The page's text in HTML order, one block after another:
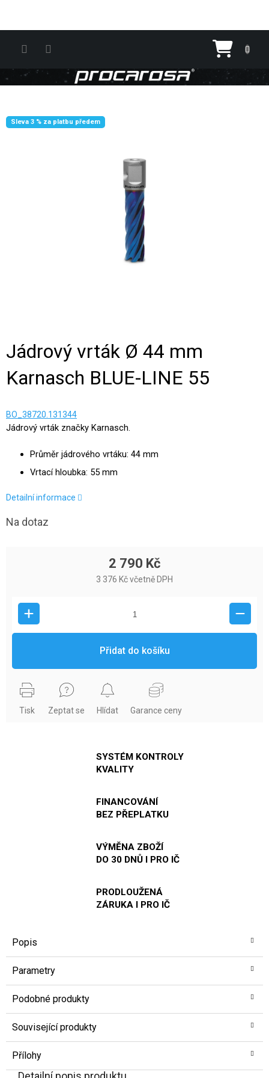
Sleva 3 % za platbu předem
Jádrový vrták Ø 44 mm
Karnasch BLUE-LINE 55
BO_38720.131344
Jádrový vrták značky Karnasch.
Průměr jádrového vrtáku: 44 mm
Vrtací hloubka: 55 mm
Detailní informace
Na dotaz
2 790 Kč
3 376 Kč včetně DPH
Přidat do košíku
Tisk Zeptat se Hlídat Garance ceny
SYSTÉM KONTROLY
KVALITY
FINANCOVÁNÍ
BEZ PŘEPLATKU
VÝMĚNA ZBOŽÍ
DO 30 DNŮ I PRO IČ
PRODLOUŽENÁ
ZÁRUKA I PRO IČ
Popis
Parametry
Podobné produkty
Související produkty
Přílohy